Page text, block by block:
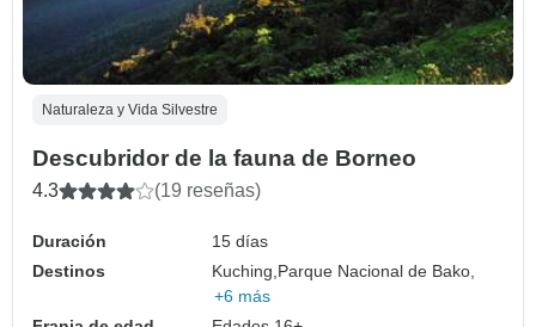
Naturaleza y Vida Silvestre
Descubridor de la fauna de Borneo
4.3 (19 reseñas)
Duración
15 días
Destinos
Kuching, Parque Nacional de Bako,
+6 más